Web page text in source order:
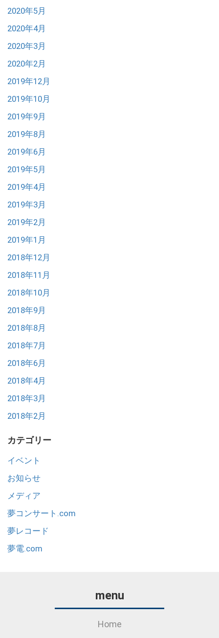
2020年5月
2020年4月
2020年3月
2020年2月
2019年12月
2019年10月
2019年9月
2019年8月
2019年6月
2019年5月
2019年4月
2019年3月
2019年2月
2019年1月
2018年12月
2018年11月
2018年10月
2018年9月
2018年8月
2018年7月
2018年6月
2018年4月
2018年3月
2018年2月
カテゴリー
イベント
お知らせ
メディア
夢コンサート.com
夢レコード
夢電.com
menu
Home